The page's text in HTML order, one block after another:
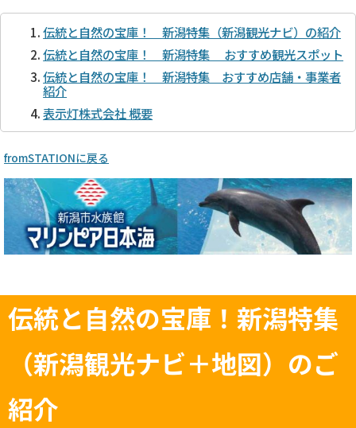
伝統と自然の宝庫！ 新潟特集（新潟観光ナビ）の紹介
伝統と自然の宝庫！ 新潟特集 おすすめ観光スポット
伝統と自然の宝庫！ 新潟特集 おすすめ店舗・事業者
紹介
表示灯株式会社 概要
fromSTATIONに戻る
伝統と自然の宝庫！新潟特集
（新潟観光ナビ＋地図） のご
紹介